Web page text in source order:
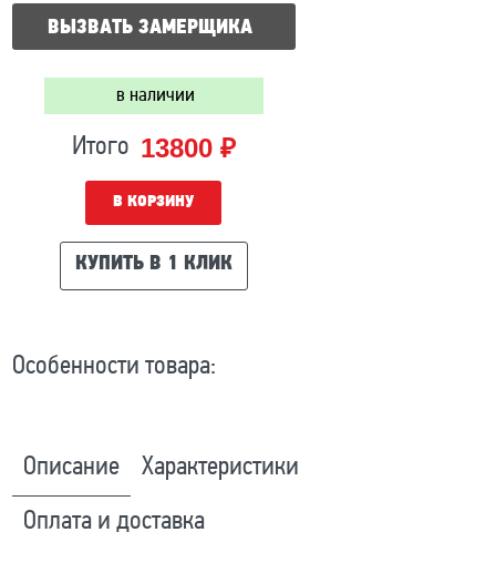
ВЫЗВАТЬ ЗАМЕРЩИКА
в наличии
Итого 13800 ₽
В КОРЗИНУ
КУПИТЬ В 1 КЛИК
Особенности товара:
Описание Характеристики
Оплата и доставка